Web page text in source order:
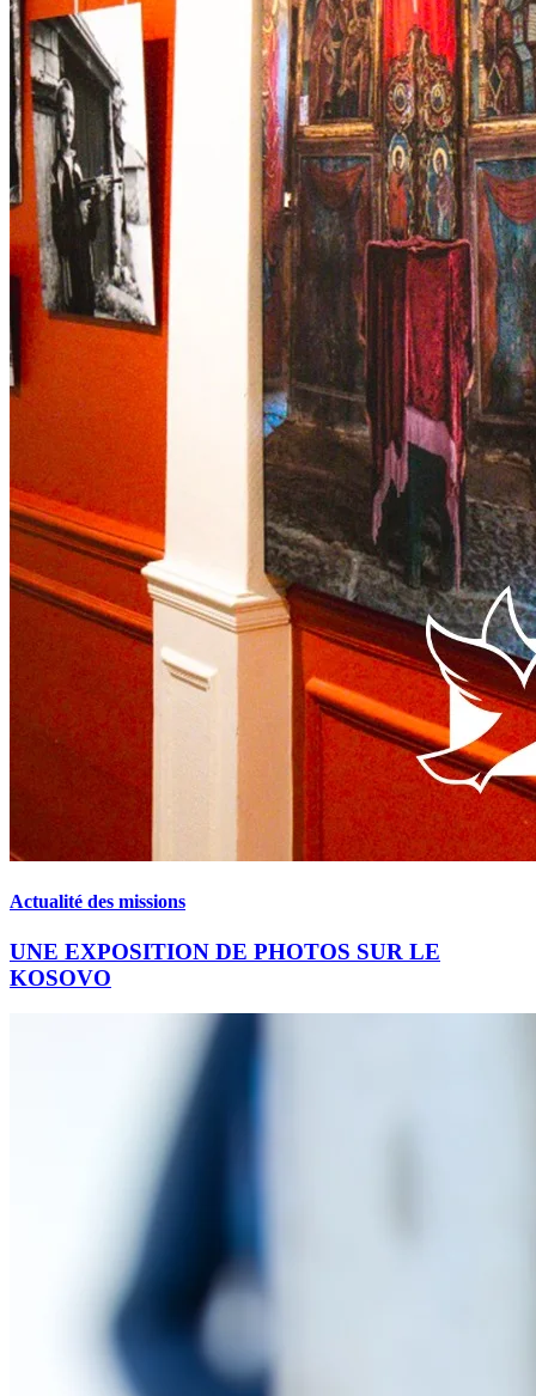
Actualité des missions
UNE EXPOSITION DE PHOTOS SUR LE
KOSOVO